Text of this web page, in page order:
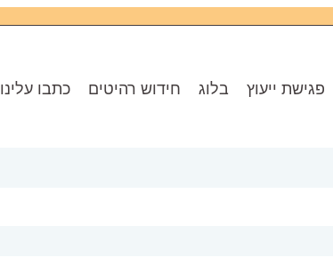
פגישת ייעוץ בלוג חידוש רהיטים כתבו עלינו